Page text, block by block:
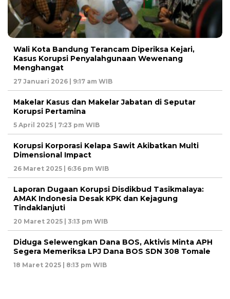
Wali Kota Bandung Terancam Diperiksa Kejari,
Kasus Korupsi Penyalahgunaan Wewenang
Menghangat
27 Januari 2026 | 9:17 am WIB
Makelar Kasus dan Makelar Jabatan di Seputar
Korupsi Pertamina
5 April 2025 | 7:23 pm WIB
Korupsi Korporasi Kelapa Sawit Akibatkan Multi
Dimensional Impact
26 Maret 2025 | 6:36 pm WIB
Laporan Dugaan Korupsi Disdikbud Tasikmalaya:
AMAK Indonesia Desak KPK dan Kejagung
Tindaklanjuti
20 Maret 2025 | 3:13 pm WIB
Diduga Selewengkan Dana BOS, Aktivis Minta APH
Segera Memeriksa LPJ Dana BOS SDN 308 Tomale
18 Maret 2025 | 8:13 pm WIB